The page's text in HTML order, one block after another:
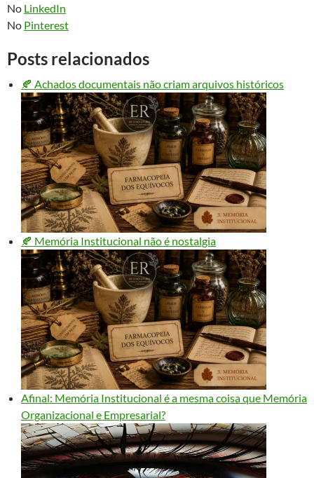
No LinkedIn
No Pinterest
Posts relacionados
🍂 Achados documentais não criam arquivos históricos
🍂 Memória Institucional não é nostalgia
Afinal: Memória Institucional é a mesma coisa que Memória
Organizacional e Empresarial?